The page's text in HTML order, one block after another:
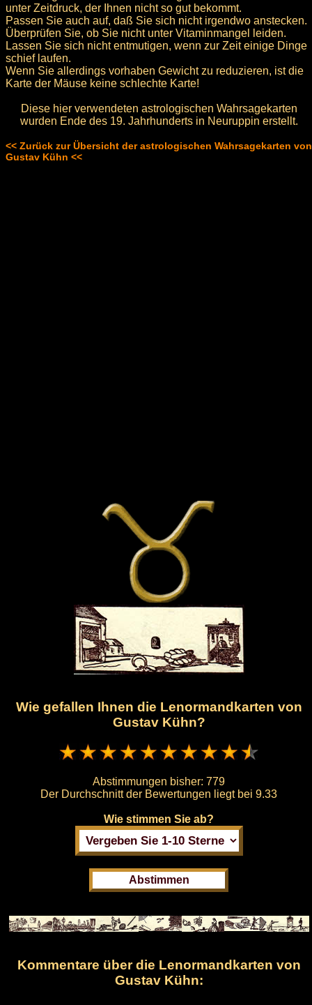
unter Zeitdruck, der Ihnen nicht so gut bekommt.
Passen Sie auch auf, daß Sie sich nicht irgendwo anstecken.
Überprüfen Sie, ob Sie nicht unter Vitaminmangel leiden.
Lassen Sie sich nicht entmutigen, wenn zur Zeit einige Dinge
schief laufen.
Wenn Sie allerdings vorhaben Gewicht zu reduzieren, ist die
Karte der Mäuse keine schlechte Karte!
Diese hier verwendeten astrologischen Wahrsagekarten
wurden Ende des 19. Jahrhunderts in Neuruppin erstellt.
<< Zurück zur Übersicht der astrologischen Wahrsagekarten von
Gustav Kühn <<
Wie gefallen Ihnen die Lenormandkarten von
Gustav Kühn?
Abstimmungen bisher: 779
Der Durchschnitt der Bewertungen liegt bei 9.33
Wie stimmen Sie ab?
Kommentare über die Lenormandkarten von
Gustav Kühn: